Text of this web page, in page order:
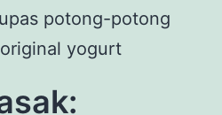
potong-potong
yogurt